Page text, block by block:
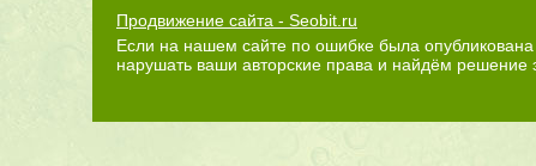
Продвижение сайта - Seobit.ru
Если на нашем сайте по ошибке была
нарушать ваши авторские права и найдём решение